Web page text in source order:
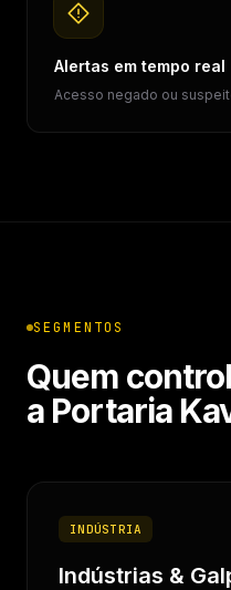
Alertas em tempo real
Acesso negado ou
SEGMENTOS
Quem
a Portaria
INDÚSTRIA
Indústrias &